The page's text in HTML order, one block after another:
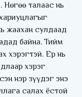
Нөгөө талаас нь
жаахан сулдаад
байна. Тийм
хэрэгтэй. Ер нь
хэрэг
нэр зүүдэг энэ
салах ёстой